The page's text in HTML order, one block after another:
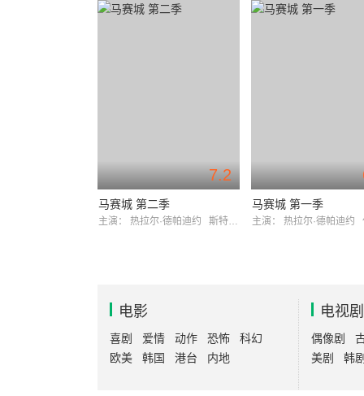
7.2
马赛城 第二季
主演： 热拉尔·德帕迪约 斯特芬·凯亚尔
马赛城 第一季
主演： 热拉尔·德帕迪约
电影
喜剧 爱情 动作 恐怖
科幻
欧美
韩国 港台 内地
电视剧
偶像剧
美剧
韩